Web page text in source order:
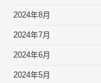
2024年8月
2024年7月
2024年6月
2024年5月